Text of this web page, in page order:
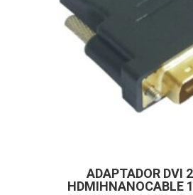
ADAPTADOR DVI
HDMIHNANOCABLE